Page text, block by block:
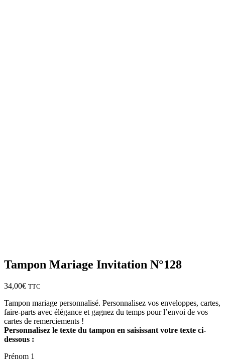
Tampon Mariage Invitation N°128
34,00€ TTC
Tampon mariage personnalisé. Personnalisez vos enveloppes, cartes,
faire-parts avec élégance et gagnez du temps pour l’envoi de vos
cartes de remerciements !
Personnalisez le texte du tampon en saisissant votre texte ci-
dessous :
Prénom 1